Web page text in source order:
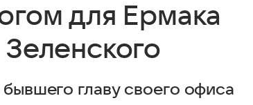
для Ермака
главу своего офиса